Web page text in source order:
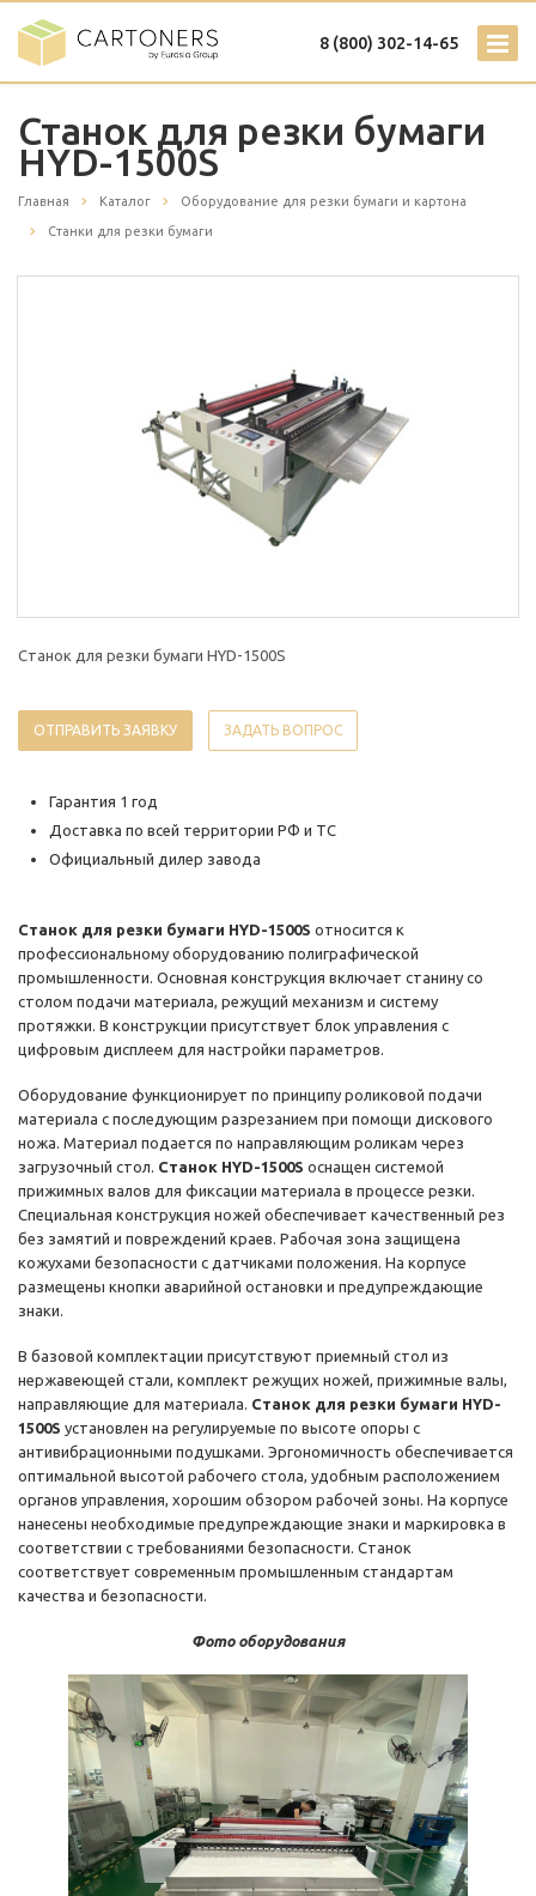
8 (800) 302-14-65
Станок для резки бумаги
HYD-1500S
Главная Каталог Оборудование для резки бумаги и картона
Станки для резки бумаги
Станок для резки бумаги HYD-1500S
ОТПРАВИТЬ ЗАЯВКУ ЗАДАТЬ ВОПРОС
Гарантия 1 год
Доставка по всей территории РФ и ТС
Официальный дилер завода
Станок для резки бумаги HYD-1500S относится к
профессиональному оборудованию полиграфической
промышленности. Основная конструкция включает станину со
столом подачи материала, режущий механизм и систему
протяжки. В конструкции присутствует блок управления с
цифровым дисплеем для настройки параметров.
Оборудование функционирует по принципу роликовой подачи
материала с последующим разрезанием при помощи дискового
ножа. Материал подается по направляющим роликам через
загрузочный стол. Станок HYD-1500S оснащен системой
прижимных валов для фиксации материала в процессе резки.
Специальная конструкция ножей обеспечивает качественный рез
без замятий и повреждений краев. Рабочая зона защищена
кожухами безопасности с датчиками положения. На корпусе
размещены кнопки аварийной остановки и предупреждающие
знаки.
В базовой комплектации присутствуют приемный стол из
нержавеющей стали, комплект режущих ножей, прижимные валы,
направляющие для материала. Станок для резки бумаги HYD-
1500S установлен на регулируемые по высоте опоры с
антивибрационными подушками. Эргономичность обеспечивается
оптимальной высотой рабочего стола, удобным расположением
органов управления, хорошим обзором рабочей зоны. На корпусе
нанесены необходимые предупреждающие знаки и маркировка в
соответствии с требованиями безопасности. Станок
соответствует современным промышленным стандартам
качества и безопасности.
Фото оборудования